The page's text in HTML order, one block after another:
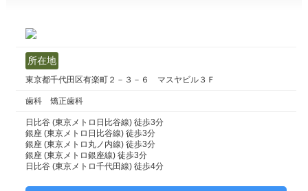
所在地
東京都千代田区有楽町２－３－６ マスヤビル３Ｆ
歯科 矯正歯科
日比谷 (東京メトロ日比谷線) 徒歩3分
銀座 (東京メトロ日比谷線) 徒歩3分
銀座 (東京メトロ丸ノ内線) 徒歩3分
銀座 (東京メトロ銀座線) 徒歩3分
日比谷 (東京メトロ千代田線) 徒歩4分